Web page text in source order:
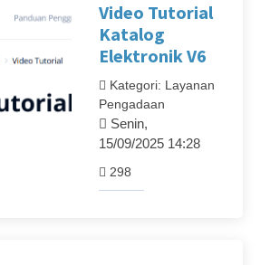
Video Tutorial
Katalog
Elektronik V6
Kategori: Layanan
Pengadaan
Senin,
15/09/2025 14:28
298